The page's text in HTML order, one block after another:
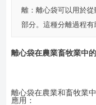
離：離心袋可以用於
部分。這種分離過程
離心袋在農業畜牧業中
離心袋在農業和畜牧業
應用：